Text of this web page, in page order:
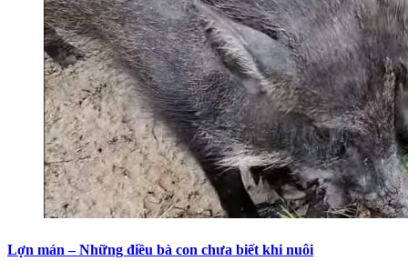
Lợn mán – Những điều bà con chưa biết khi nuôi